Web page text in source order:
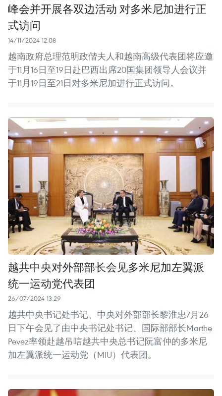
峰会并开展各双边活动 对多米尼加进行正
式访问
14/11/2024 12:08
越南政府总理范明政偕夫人和越南高级代表团将应邀
于11月16日至19日赴巴西出席20国集团领导人会议并
于11月19日至21日对多米尼加进行正式访问。
越共中央对外部部长会见多米尼加左翼派
统一运动党代表团
26/07/2024 13:29
越共中央书记处书记、中央对外部部长黎淮忠7月26
日下午会见了由中央书记处书记、国际部部长Marthe
Pevez率领赴越吊唁越共中央总书记阮富仲的多米尼
加左翼派统一运动党（MIU）代表团。